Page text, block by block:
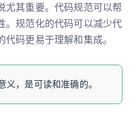
尤其重要。代码规范可以帮
。规范化的代码可以减少代
码更易于理解和集成。
，是可读和准确的。